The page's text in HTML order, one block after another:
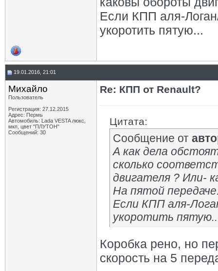
Если КПП аля-
укоротить пятую...
19.01.2016, 21:01
Михайло
Пользователь
Регистрация: 27.12.2015
Адрес: Пермь
Автомобиль: Lada VESTA люкс,
мкп, цвет "ПЛУТОН"
Сообщений: 30
Re: КПП от Renault?
Цитата:
Сообщение от
А как дела
сколько
двигателя ? Или-
На пятой
Если КПП аля-
укоротить
Коробка рено, но
скорость на 5